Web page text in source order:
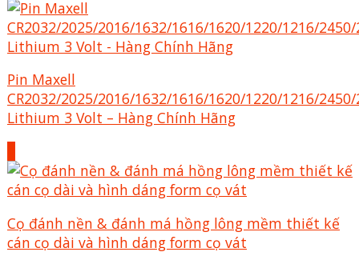
Pin Maxell
CR2032/2025/2016/1632/1616/1620/1220/1216/
Lithium 3 Volt – Hàng Chính Hãng
Cọ đánh nền & đánh má hồng lông mềm thiết kế
cán cọ dài và hình dáng form cọ vát